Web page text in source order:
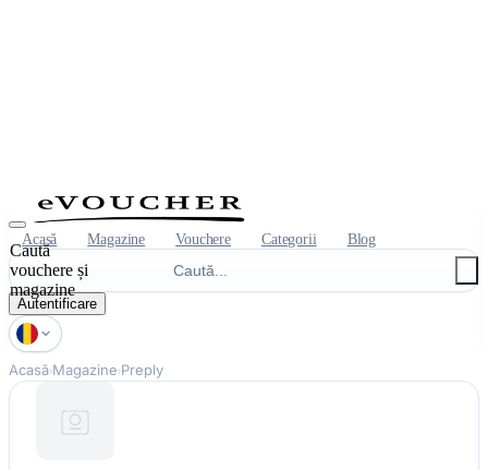
Acasă Magazine Vouchere Categorii Blog
Caută
vouchere și
magazine
Autentificare
Acasă Magazine Preply